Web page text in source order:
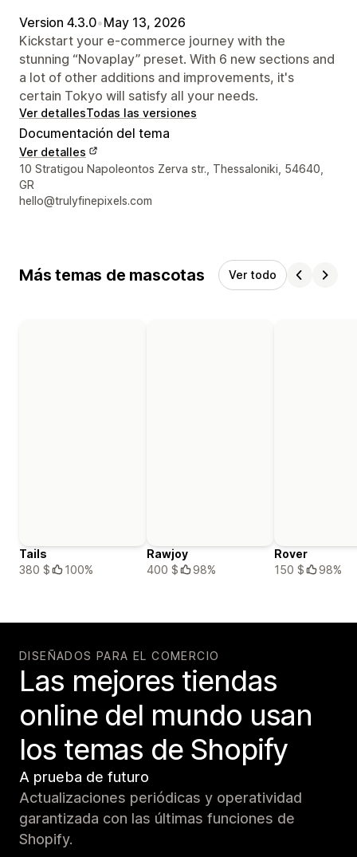
Version 4.3.0•May 13, 2026
Kickstart your e-commerce journey with the
stunning “Novaplay” preset. With 6 new sections and
a lot of other additions and improvements, it's
certain Tokyo will satisfy all your needs.
Ver detallesTodas las versiones
Documentación del tema
Ver detalles
Detalles de contacto del diseñador
10 Stratigou Napoleontos Zerva str., Thessaloniki, 54640,
GR
hello@trulyfinepixels.com
Más temas de mascotas Ver todo
Tails
380 $
100%
Rawjoy
400 $
98%
Rover
150 $
98%
DISEÑADOS PARA EL COMERCIO
Las mejores tiendas
online del mundo usan
los temas de Shopify
A prueba de futuro
Actualizaciones periódicas y operatividad
garantizada con las últimas funciones de
Shopify.